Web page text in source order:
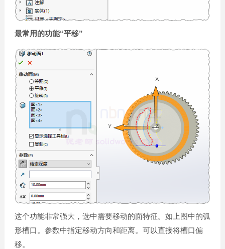
最常用的功能“平移”
这个功能非常强大，选中需要移动的面特征。如上图中的弧
形槽口。参数中指定移动方向和距离。可以直接将槽口偏
移。